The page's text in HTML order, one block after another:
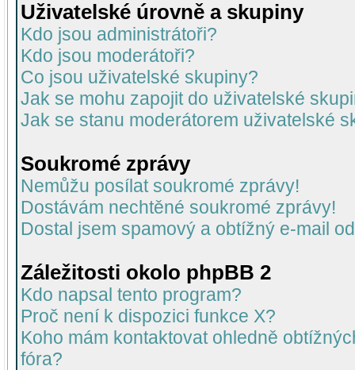
Uživatelské úrovně a skupiny
Kdo jsou administrátoři?
Kdo jsou moderátoři?
Co jsou uživatelské skupiny?
Jak se mohu zapojit do uživatelské
Jak se stanu moderátorem uživatelské
Soukromé zprávy
Nemůžu posílat soukromé zprávy!
Dostávám nechtěné soukromé zprávy!
Dostal jsem spamový a obtížný e-mail
Záležitosti okolo phpBB 2
Kdo napsal tento program?
Proč není k dispozici funkce X?
Koho mám kontaktovat ohledně
fóra?